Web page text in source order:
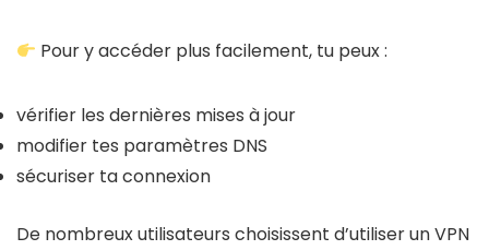
Pour y accéder plus facilement, tu peux :
vérifier les dernières mises à jour
modifier tes paramètres DNS
sécuriser ta connexion
De nombreux utilisateurs choisissent d’utiliser un VPN